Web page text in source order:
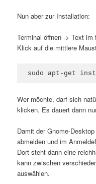
Nun aber zur Installation:
Terminal öffnen -> Text
Klick auf die mittlere
sudo apt-get
Wer möchte, darf sich
klicken. Es dauert dann
Damit der Gnome-
abmelden und im
Dort steht dann eine
kann zwischen
auswählen.